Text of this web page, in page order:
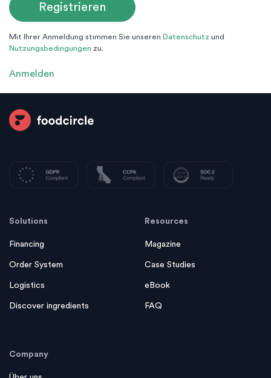
Mit Ihrer Anmeldung stimmen Sie unseren Datenschutz und
Nutzungsbedingungen zu.
Anmelden
Solutions
Financing
Order System
Logistics
Discover ingredients
Resources
Magazine
Case Studies
eBook
FAQ
Company